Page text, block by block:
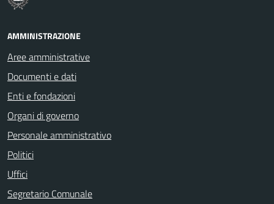
AMMINISTRAZIONE
Aree amministrative
Documenti e dati
Enti e fondazioni
Organi di governo
Personale amministrativo
Politici
Uffici
Segretario Comunale